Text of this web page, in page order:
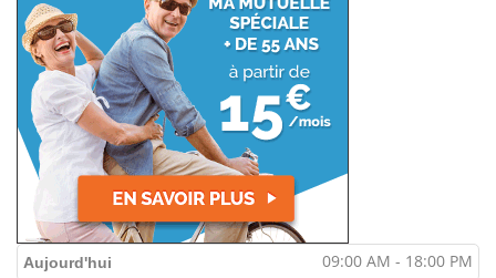
Aujourd'hui 09:00 AM - 18:00 PM